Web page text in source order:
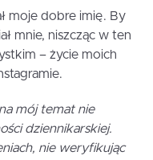
moje dobre imię. By
mnie, niszcząc w ten
– życie moich
mój temat nie
dziennikarskiej.
nie weryfikując